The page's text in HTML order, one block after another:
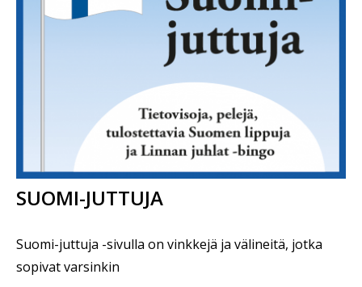
SUOMI-JUTTUJA
Suomi-juttuja -sivulla on vinkkejä ja välineitä, jotka
sopivat varsinkin